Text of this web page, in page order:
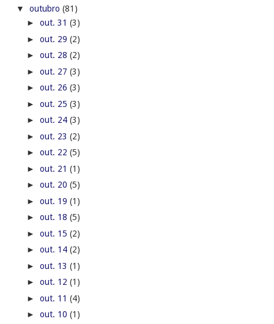
▼ outubro (81)
► out. 31 (3)
► out. 29 (2)
► out. 28 (2)
► out. 27 (3)
► out. 26 (3)
► out. 25 (3)
► out. 24 (3)
► out. 23 (2)
► out. 22 (5)
► out. 21 (1)
► out. 20 (5)
► out. 19 (1)
► out. 18 (5)
► out. 15 (2)
► out. 14 (2)
► out. 13 (1)
► out. 12 (1)
► out. 11 (4)
► out. 10 (1)